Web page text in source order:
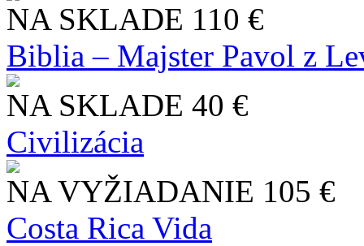
NA SKLADE 110 €
Biblia – Majster Pavol z
NA SKLADE 40 €
Civilizácia
NA VYŽIADANIE 105 €
Costa Rica Vida